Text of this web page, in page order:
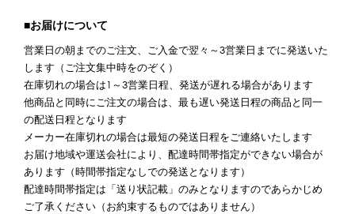
■お届けについて
営業日の朝までのご注文、ご入金で翌々～3営業日までに発送いた
します（ご注文集中時をのぞく）
在庫切れの場合は1～3営業日程、発送が遅れる場合があります
他商品と同時にご注文の場合は、最も遅い発送日程の商品と同一
の配送日程となります
メーカー在庫切れの場合は最短の発送日程をご連絡いたします
お届け地域や運送会社により、配達時間帯指定ができない場合が
あります（時間帯指定なしでの発送となります）
配達時間帯指定は「送り状記載」のみとなりますのであらかじめ
ご了承ください（お約束するものではありません）